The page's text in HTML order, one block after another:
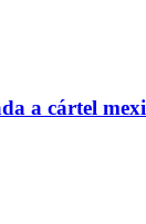
a cártel